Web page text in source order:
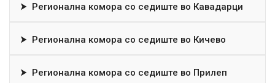
⮞ Регионална комора со седиште во Кавадарци
⮞ Регионална комора со седиште во Кичево
⮞ Регионална комора со седиште во Прилеп